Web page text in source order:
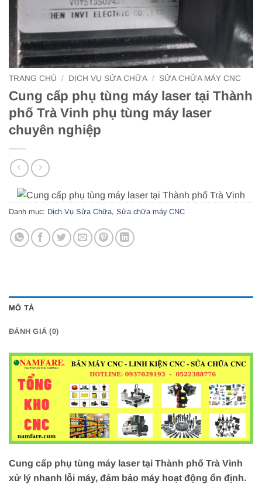
TRANG CHỦ / DỊCH VỤ SỬA CHỮA / SỬA CHỮA MÁY CNC
Cung cấp phụ tùng máy laser tại Thành
phố Trà Vinh phụ tùng máy laser
chuyên nghiệp
Danh mục: Dịch Vụ Sửa Chữa, Sửa chữa máy CNC
MÔ TẢ
ĐÁNH GIÁ (0)
Cung cấp phụ tùng máy laser tại Thành phố Trà Vinh
xử lý nhanh lỗi máy, đảm bảo máy hoạt động ổn định.